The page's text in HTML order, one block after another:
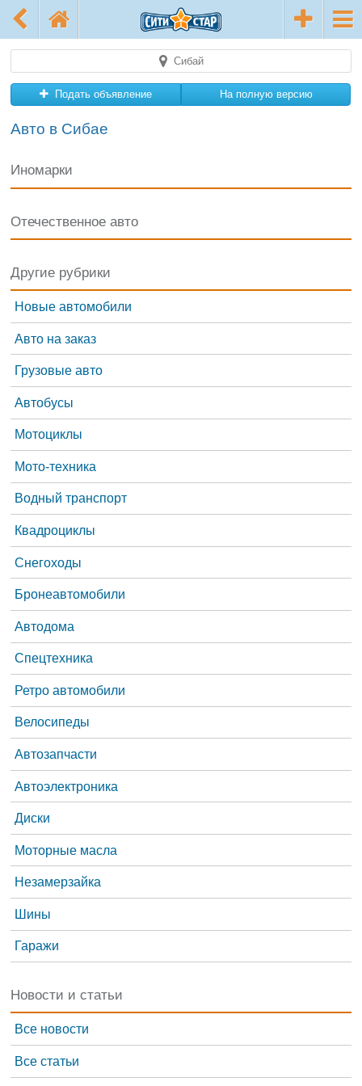
Сибай
Подать объявление На полную версию
Авто в Сибае
Иномарки
Отечественное авто
Другие рубрики
Новые автомобили
Авто на заказ
Грузовые авто
Автобусы
Мотоциклы
Мото-техника
Водный транспорт
Квадроциклы
Снегоходы
Бронеавтомобили
Автодома
Спецтехника
Ретро автомобили
Велосипеды
Автозапчасти
Автоэлектроника
Диски
Моторные масла
Незамерзайка
Шины
Гаражи
Новости и статьи
Все новости
Все статьи